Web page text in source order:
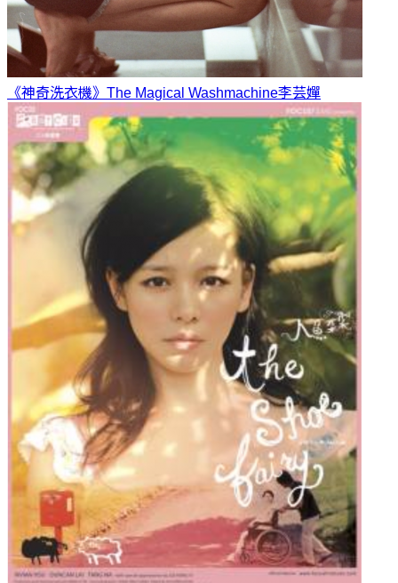
《神奇洗衣機》The Magical Washmachine李芸嬋